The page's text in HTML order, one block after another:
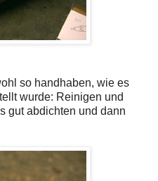
so handhaben, wie es
wurde: Reinigen und
gut abdichten und dann